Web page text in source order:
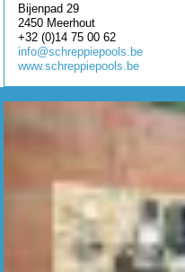
Bijenpad 29
2450 Meerhout
+32 (0)14 75 00 62
info@schreppiepools.be
www.schreppiepools.be